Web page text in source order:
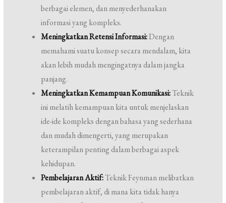
berbagai elemen, dan menyederhanakan
informasi yang kompleks.
Meningkatkan Retensi Informasi:Dengan
memahami suatu konsep secara mendalam, kita
akan lebih mudah mengingatnya dalam jangka
panjang.
Meningkatkan Kemampuan Komunikasi:Teknik
ini melatih kemampuan kita untuk menjelaskan
ide-ide kompleks dengan bahasa yang sederhana
dan mudah dimengerti, yang merupakan
keterampilan penting dalam berbagai aspek
kehidupan.
Pembelajaran Aktif:Teknik Feynman melibatkan
pembelajaran aktif, di mana kita tidak hanya